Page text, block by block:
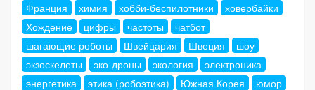
Франция
химия хобби-беспилотники
ховербайки
Хождение
цифры частоты
чатбот
шагающие роботы
Швейцария Швеция
шоу
экзоскелеты
эко-дроны экология
электроника
энергетика
этика (робоэтика) Южная Корея юмор